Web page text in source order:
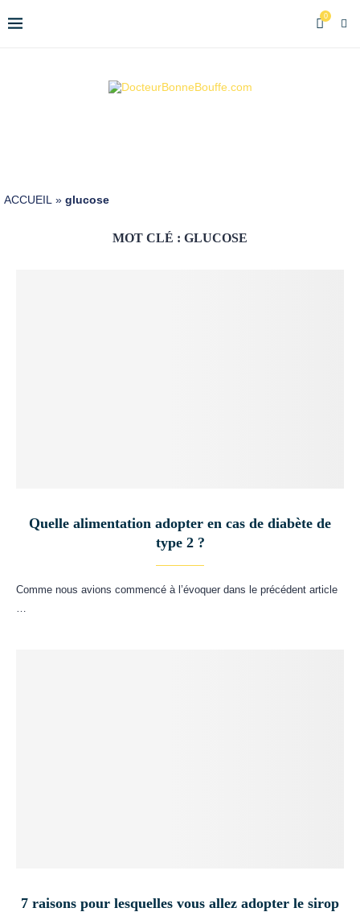
0
ACCUEIL » glucose
MOT CLÉ : GLUCOSE
Quelle alimentation adopter en cas de diabète de
type 2 ?
Comme nous avions commencé à l’évoquer dans le précédent article
…
7 raisons pour lesquelles vous allez adopter le sirop